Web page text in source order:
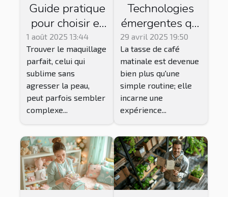
Guide pratique
pour choisir et
acheter du
maquillage
Younique
adapté à votre
peau
1 août 2025 13:44
Trouver le maquillage
parfait, celui qui
sublime sans
agresser la peau,
peut parfois sembler
complexe...
Technologies
émergentes qui
transforment
l'expérience du
café
29 avril 2025 19:50
La tasse de café
matinale est devenue
bien plus qu'une
simple routine; elle
incarne une
expérience...